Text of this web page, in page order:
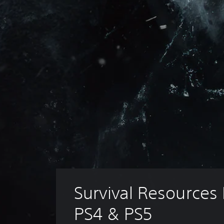
Survival
PS4 & PS5